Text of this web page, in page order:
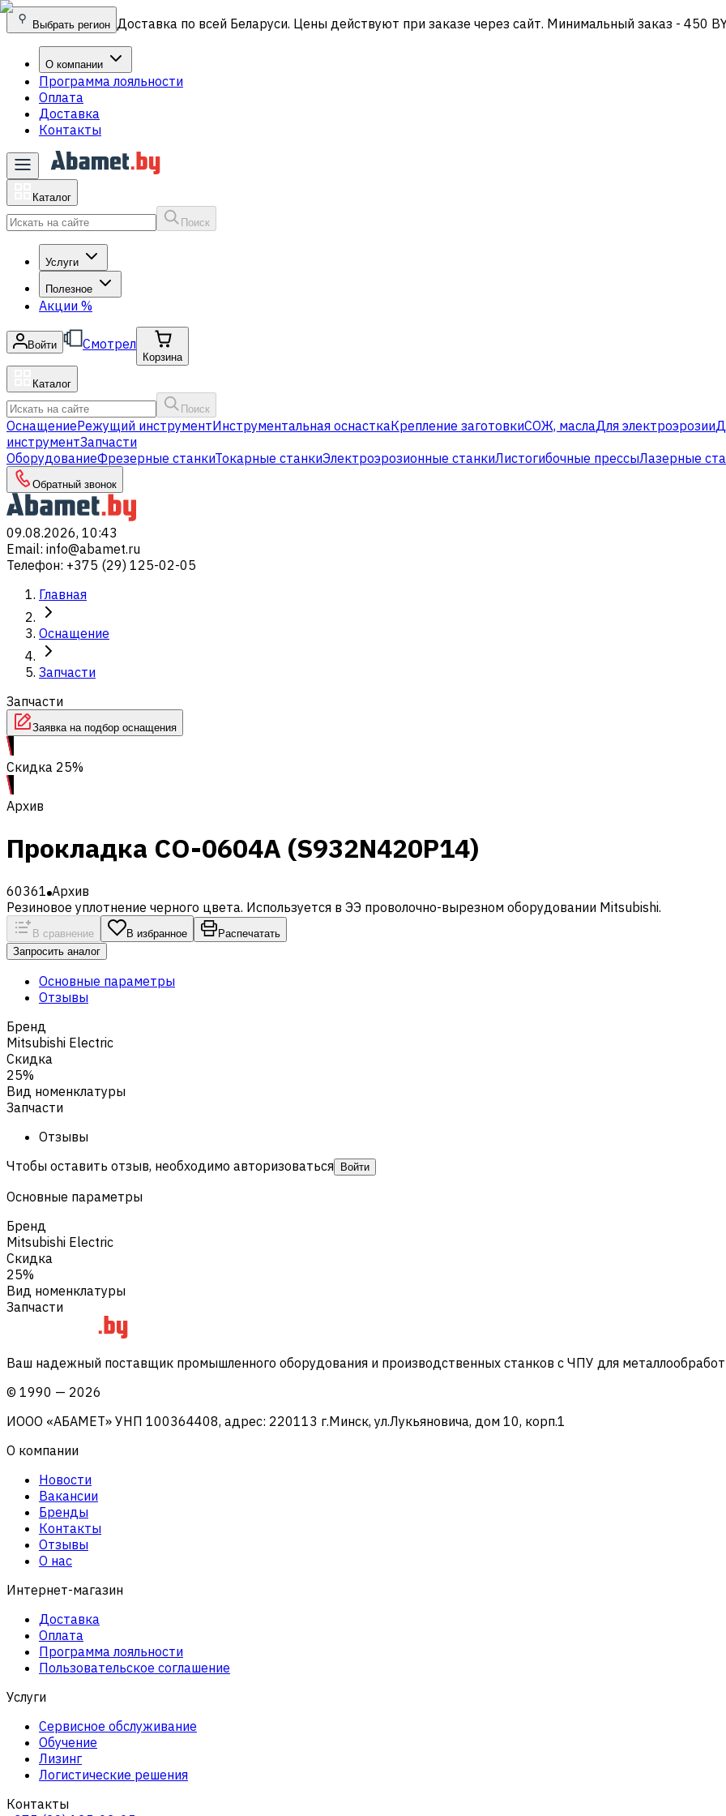
Выбрать регион Доставка по всей Беларуси. Цены действуют при заказе через сайт. Минимальный заказ - 450
О компании
Программа лояльности
Оплата
Доставка
Контакты
Каталог
Поиск
Услуги
Полезное
Акции %
Войти Смотрел
Корзина
Каталог
Поиск
ОснащениеРежущий инструментИнструментальная оснасткаКрепление заготовкиСОЖ, маслаДля электроэрозии
инструментЗапчасти
ОборудованиеФрезерные станкиТокарные станкиЭлектроэрозионные станкиЛистогибочные прессыЛазерные
Обратный звонок
09.08.2026, 10:43
Email: info@abamet.ru
Телефон: +375 (29) 125-02-05
Главная
Оснащение
Запчасти
Запчасти
Заявка на подбор оснащения
Скидка 25%
Архив
Прокладка CO-0604A (S932N420P14)
60361 Архив
Резиновое уплотнение черного цвета. Используется в ЭЭ проволочно-вырезном оборудовании Mitsubishi.
В сравнение В избранное
Распечатать
Запросить аналог
Основные параметры
Отзывы
Бренд
Mitsubishi Electric
Скидка
25%
Вид номенклатуры
Запчасти
Отзывы
Чтобы оставить отзыв, необходимо авторизоваться
Войти
Основные параметры
Бренд
Mitsubishi Electric
Скидка
25%
Вид номенклатуры
Запчасти
Ваш надежный поставщик промышленного оборудования и производственных станков с ЧПУ для
© 1990 — 2026
ИООО «АБАМЕТ» УНП 100364408, адрес: 220113 г.Минск, ул.Лукьяновича, дом 10, корп.1
О компании
Новости
Вакансии
Бренды
Контакты
Отзывы
О нас
Интернет-магазин
Доставка
Оплата
Программа лояльности
Пользовательское соглашение
Услуги
Сервисное обслуживание
Обучение
Лизинг
Логистические решения
Контакты